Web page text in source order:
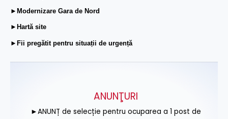
►Modernizare Gara de Nord
►Hartă site
►Fii pregătit pentru situații de urgență
ANUNŢURI
►ANUNȚ de selecție pentru ocuparea a 1 post de